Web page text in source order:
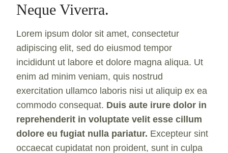
Neque Viverra.
Lorem ipsum dolor sit amet, consectetur
adipiscing elit, sed do eiusmod tempor
incididunt ut labore et dolore magna aliqua. Ut
enim ad minim veniam, quis nostrud
exercitation ullamco laboris nisi ut aliquip ex ea
commodo consequat. Duis aute irure dolor in
reprehenderit in voluptate velit esse cillum
dolore eu fugiat nulla pariatur. Excepteur sint
occaecat cupidatat non proident, sunt in culpa